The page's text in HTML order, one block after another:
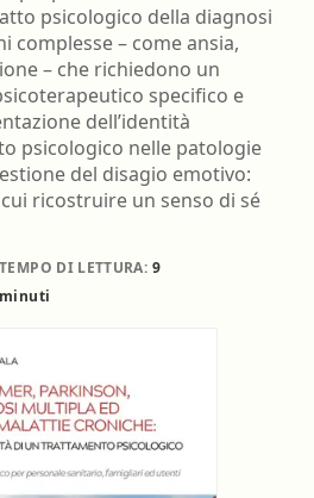
psicologico della diagnosi
complesse – come ansia,
– che richiedono un
specifico e
dell’identità
psicologico nelle patologie
del disagio emotivo:
ricostruire un senso di sé
TEMPO DI LETTURA: 9
minuti